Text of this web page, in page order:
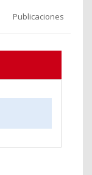
Publicaciones